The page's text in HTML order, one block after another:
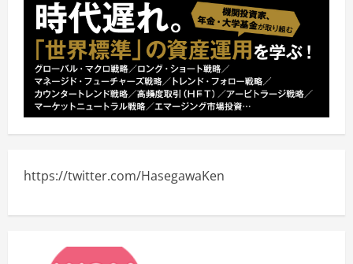
https://twitter.com/HasegawaKen